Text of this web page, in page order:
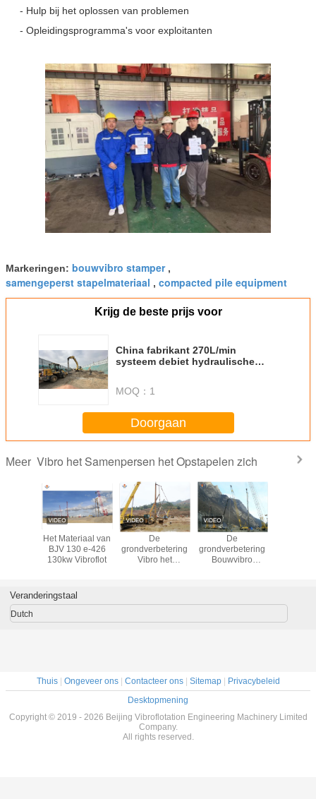
- Hulp bij het oplossen van problemen
- Opleidingsprogramma's voor exploitanten
Markeringen: bouwvibro stamper,
samengeperst stapelmateriaal , compacted pile equipment
Krijg de beste prijs voor
China fabrikant 270L/min
systeem debiet hydraulische
MOQ： 1
Doorgaan
Meer Vibro het Samenpersen het Opstapelen zich
Het Materiaal van
BJV 130 e-426
130kw Vibroflot
De
grondverbetering
Vibro het
Buitendiameter
De
grondverbetering
Bouwvibro
palen
Veranderingstaal
Dutch
Thuis| Ongeveer ons| Contacteer ons| Sitemap|
Privacybeleid
Desktopmening
Copyright © 2019 - 2026 Beijing Vibroflotation Engineering Machinery Limited
Company.
All rights reserved.